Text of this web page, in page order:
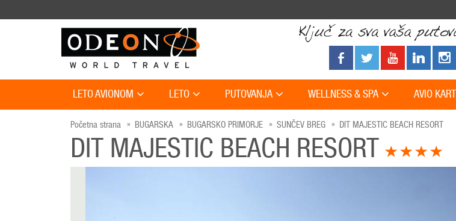
LETO AVIONOM LETO PUTOVANJA WELLNESS & SPA AVIO
Početna strana BUGARSKA BUGARSKO PRIMORJE SUNČEV BREG DIT MAJESTIC BEACH RESORT
DIT MAJESTIC BEACH RESORT